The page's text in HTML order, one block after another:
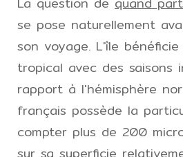
se pose naturellement
son voyage. L'île
tropical avec des saisons
rapport à l'hémisphère
français possède la
compter plus de 200